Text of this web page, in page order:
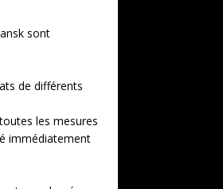
sont
de différents
les mesures
immédiatement